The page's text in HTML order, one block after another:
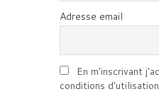
Adresse email
En m'inscrivant
conditions